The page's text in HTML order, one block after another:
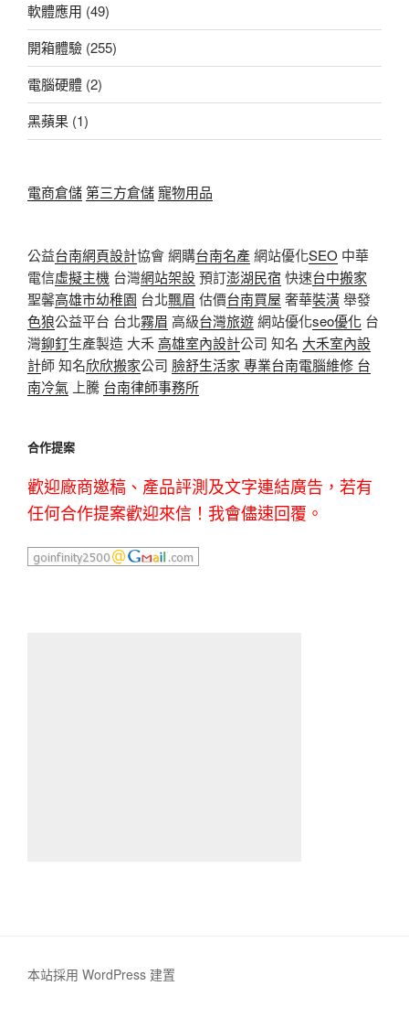
軟體應用 (49)
開箱體驗 (255)
電腦硬體 (2)
黑蘋果 (1)
電商倉儲第三方倉儲寵物用品
公益台南網頁設計協會 網購台南名產網站優化SEO 中華
電信虛擬主機 台灣網站架設預訂澎湖民宿 快速台中搬家
聖馨高雄市幼稚園 台北飄眉 估價台南買屋 奢華裝潢舉發
色狼公益平台 台北霧眉 高級台灣旅遊網站優化seo優化 台
灣鉚釘生產製造 大禾高雄室內設計公司 知名 大禾室內設
計師 知名欣欣搬家公司 臉舒生活家 專業台南電腦維修 台
南冷氣 上騰 台南律師事務所
合作提案
歡迎廠商邀稿、產品評測及文字連結廣告，若有
任何合作提案歡迎來信！我會儘速回覆。
本站採用 WordPress 建置